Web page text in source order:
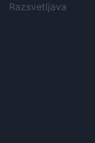
Razsvetljava